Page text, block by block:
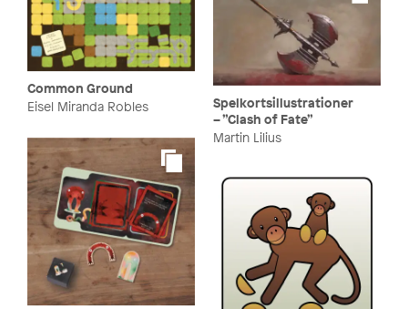
Common Ground
Eisel Miranda Robles
Spelkortsillustrationer
– ”Clash of Fate”
Martin Lilius